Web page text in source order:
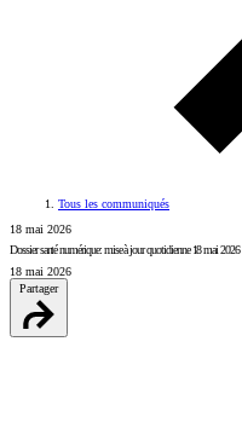
Tous les communiqués
18 mai 2026
Dossier santé numérique: mise à jour quotidienne 18 mai 2026
18 mai 2026
Partager